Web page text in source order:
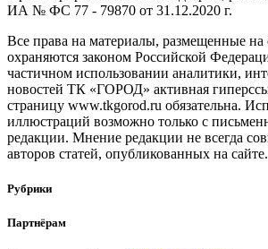
ИА № ФС 77 - 79870 от 31.12.2020 г.
Все права на материалы, размещенные
охраняются законом Российской
частичном использовании аналитики,
новостей ТК «ГОРОД» активная
страницу www.tkgorod.ru обязательна.
иллюстраций возможно только с
редакции. Мнение редакции не всегда
авторов статей, опубликованных на сайте.
Рубрики
Партнёрам